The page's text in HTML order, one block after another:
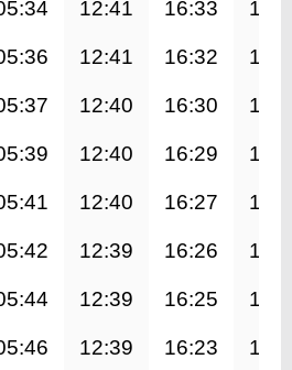
12:41 16:33
12:41 16:32
12:40 16:30
12:40 16:29
12:40 16:27
12:39 16:26
12:39 16:25
12:39 16:23